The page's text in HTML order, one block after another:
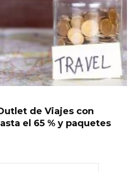
de Viajes con
el 65 % y paquetes